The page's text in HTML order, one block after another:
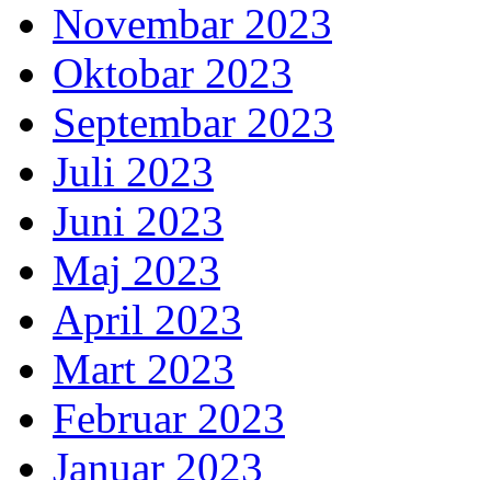
Novembar 2023
Oktobar 2023
Septembar 2023
Juli 2023
Juni 2023
Maj 2023
April 2023
Mart 2023
Februar 2023
Januar 2023